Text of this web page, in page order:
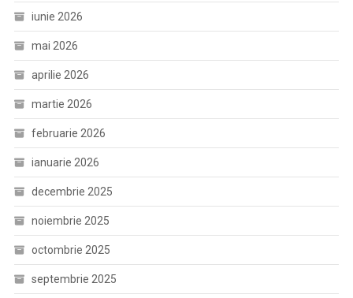
iunie 2026
mai 2026
aprilie 2026
martie 2026
februarie 2026
ianuarie 2026
decembrie 2025
noiembrie 2025
octombrie 2025
septembrie 2025